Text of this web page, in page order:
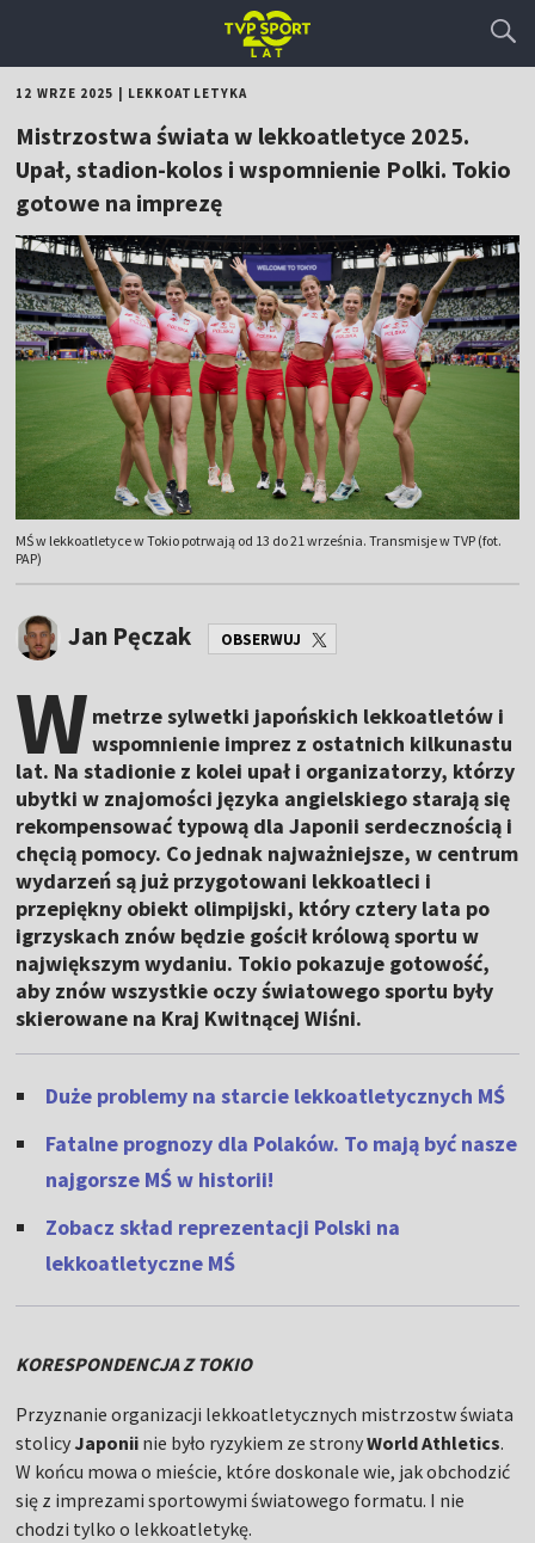
12 WRZE 2025 LEKKOATLETYKA
Mistrzostwa świata w lekkoatletyce 2025.
Upał, stadion-kolos i wspomnienie Polki. Tokio
gotowe na imprezę
MŚ w lekkoatletyce w Tokio potrwają od 13 do 21 września. Transmisje w TVP (fot.
PAP)
Jan Pęczak OBSERWUJ
W metrze sylwetki japońskich lekkoatletów i
wspomnienie imprez z ostatnich kilkunastu
lat. Na stadionie z kolei upał i organizatorzy, którzy
ubytki w znajomości języka angielskiego starają się
rekompensować typową dla Japonii serdecznością i
chęcią pomocy. Co jednak najważniejsze, w centrum
wydarzeń są już przygotowani lekkoatleci i
przepiękny obiekt olimpijski, który cztery lata po
igrzyskach znów będzie gościł królową sportu w
największym wydaniu. Tokio pokazuje gotowość,
aby znów wszystkie oczy światowego sportu były
skierowane na Kraj Kwitnącej Wiśni.
Duże problemy na starcie lekkoatletycznych MŚ
Fatalne prognozy dla Polaków. To mają być nasze
najgorsze MŚ w historii!
Zobacz skład reprezentacji Polski na
lekkoatletyczne MŚ
KORESPONDENCJA Z TOKIO
Przyznanie organizacji lekkoatletycznych mistrzostw świata
stolicy Japonii nie było ryzykiem ze stronyWorld Athletics.
W końcu mowa o mieście, które doskonale wie, jak obchodzić
się z imprezami sportowymi światowego formatu. I nie
chodzi tylko o lekkoatletykę.